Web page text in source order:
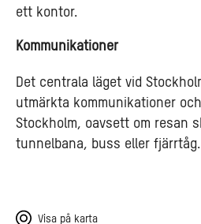
ett kontor.
Kommunikationer
Det centrala läget vid
utmärkta kommunikationer
Stockholm, oavsett om resan
tunnelbana, buss eller fjärrtåg.
Visa på karta